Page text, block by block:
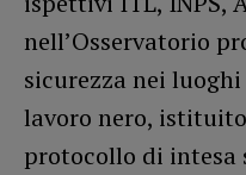
nell’Osservatorio
sicurezza nei
lavoro nero,
protocollo di